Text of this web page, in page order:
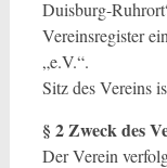
Duisburg-
Vereinsregister
„e.V.“.
Sitz des Vereins
§ 2 Zweck des
Der Verein